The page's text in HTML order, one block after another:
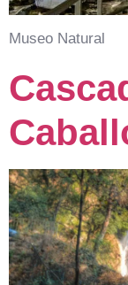
Museo Natural